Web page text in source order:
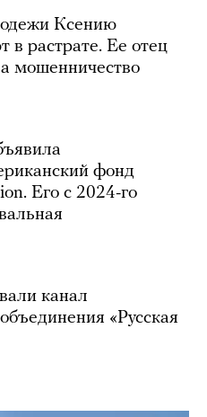
Ксению
в растрате. Ее отец
мошенничество
фонд
Его с 2024-го
канал
«Русская